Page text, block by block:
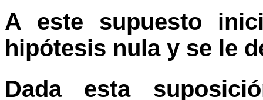
A este supuesto
hipótesis nula y se le
Dada esta